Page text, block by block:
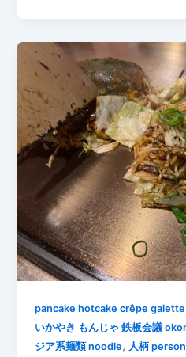
pancake hotcake crêpe
いかやき もんじゃ 鉄板会議
ジア系麺類 noodle, 人柄